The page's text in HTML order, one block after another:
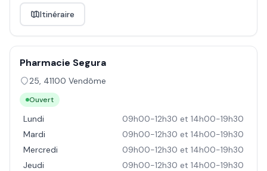
Itinéraire
Pharmacie Segura
25, 41100 Vendôme
Ouvert
Lundi
09h00-12h30 et 14h00-19h30
Mardi
09h00-12h30 et 14h00-19h30
Mercredi
09h00-12h30 et 14h00-19h30
Jeudi
09h00-12h30 et 14h00-19h30